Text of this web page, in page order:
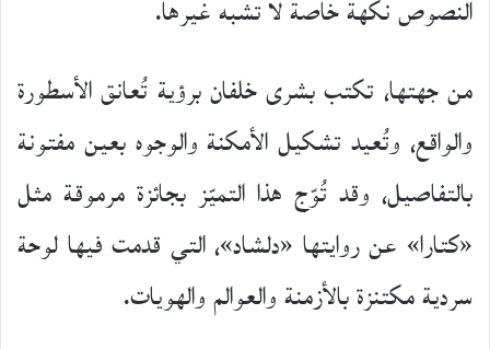
النصوص نكهة خاصة لا تشبه غيرها.
من جهتها، تكتب بشرى خلفان برؤية تُعانق الأسطورة
والواقع، وتُعيد تشكيل الأمكنة والوجوه بعين مفتونة
بالتفاصيل، وقد تُوّج هذا التميّز بجائزة مرموقة مثل
«كتارا» عن روايتها «دلشاد»، التي قدمت فيها لوحة
سردية مكتنزة بالأزمنة والعوالم والهويات.